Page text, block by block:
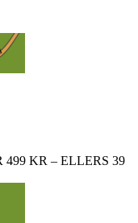
KR – ELLERS 39